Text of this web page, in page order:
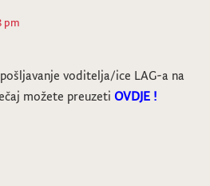
pm
voditelja/ice LAG-a na
možete preuzeti OVDJE !